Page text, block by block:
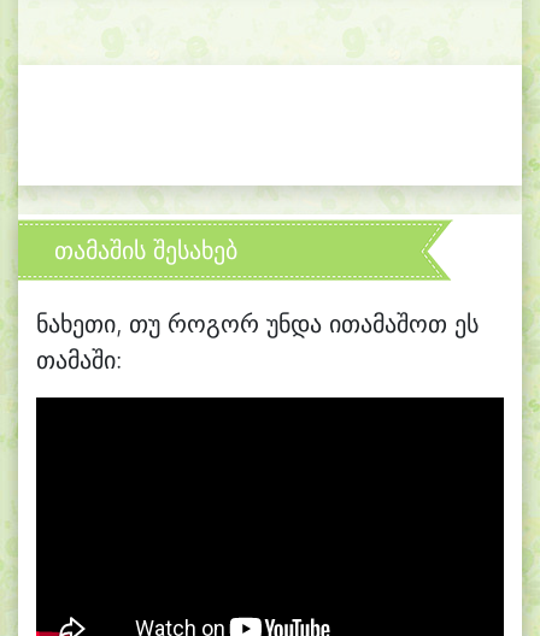
თამაშის შესახებ
ნახეთი, თუ როგორ უნდა ითამაშოთ ეს
თამაში: